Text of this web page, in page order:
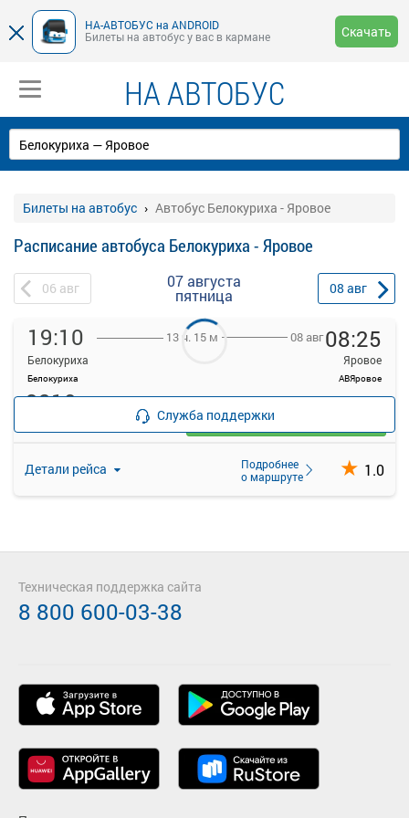
НА-АВТОБУС на ANDROID
Билеты на автобус у вас в кармане
Скачать
НА АВТОБУС
Билеты на автобус Автобус Белокуриха - Яровое
Расписание автобуса Белокуриха - Яровое
06 авг 07 августа
пятница 08 авг
19:10
Белокуриха
Белокуриха
13 ч. 15 м 08 авг08:25
Яровое
АВЯровое
Детали рейса
Подробнее
о маршруте
1.0
3210
Выбрать
Служба поддержки
Техническая поддержка сайта
8 800 600-03-38